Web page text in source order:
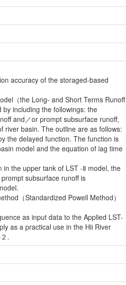
accuracy of the storaged-based
（the Long- and Short Terms Runoff
including the followings: the
and／or prompt subsurface runoff,
river basin. The outline are as follows:
the delayed function. The function is
model and the equation of lag time
in the upper tank of LST -Ⅱ model, the
subsurface runoff is
（Standardized Powell Method）
as input data to the Applied LST-
as a practical use in the Hii River
.